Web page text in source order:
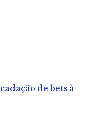
de bets à